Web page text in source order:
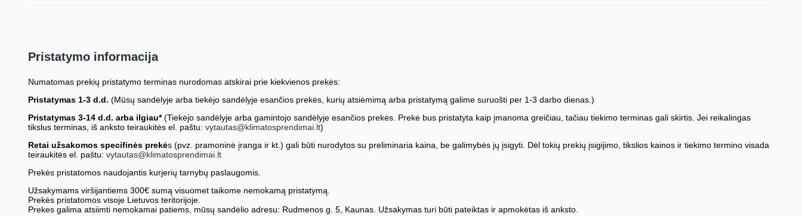
Pristatymo informacija
Numatomas prekių pristatymo terminas nurodomas atskirai prie kiekvienos prekės:
Pristatymas 1-3 d.d. (Mūsų sandėlyje arba tiekėjo sandėlyje esančios prekės, kurių atsiėmimą arba pristatymą galime suruošti per 1-3 darbo dienas.)
Pristatymas 3-14 d.d. arba ilgiau*(Tiekėjo sandėlyje arba gamintojo sandėlyje esančios prekės. Prekė bus pristatyta kaip įmanoma greičiau, tačiau tiekimo terminas gali skirtis. Jei reikalingas
tikslus terminas, iš anksto teiraukitės el. paštu: vytautas@klimatosprendimai.lt)
Retai užsakomos specifinės prekės (pvz. pramoninė įranga ir kt.) gali būti nurodytos su preliminaria kaina, be galimybės jų įsigyti. Dėl tokių prekių įsigijimo, tikslios kainos ir tiekimo termino visada
teiraukitės el. paštu: vytautas@klimatosprendimai.lt
Prekės pristatomos naudojantis kurjerių tarnybų paslaugomis.
Užsakymams viršijantiems 300€ sumą visuomet taikome nemokamą pristatymą.
Prekės pristatomos visoje Lietuvos teritorijoje.
Prekes galima atsiimti nemokamai patiems, mūsų sandėlio adresu: Rudmenos g. 5, Kaunas. Užsakymas turi būti pateiktas ir apmokėtas iš anksto.